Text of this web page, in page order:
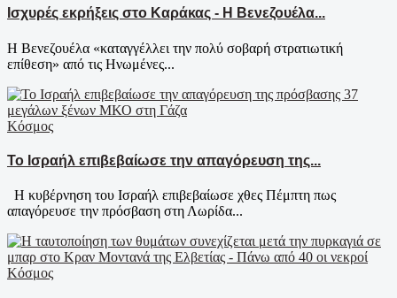
Ισχυρές εκρήξεις στο Καράκας - Η Βενεζουέλα...
Η Βενεζουέλα «καταγγέλλει την πολύ σοβαρή στρατιωτική
επίθεση» από τις Ηνωμένες...
Κόσμος
Το Ισραήλ επιβεβαίωσε την απαγόρευση της...
Η κυβέρνηση του Ισραήλ επιβεβαίωσε χθες Πέμπτη πως
απαγόρευσε την πρόσβαση στη Λωρίδα...
Κόσμος